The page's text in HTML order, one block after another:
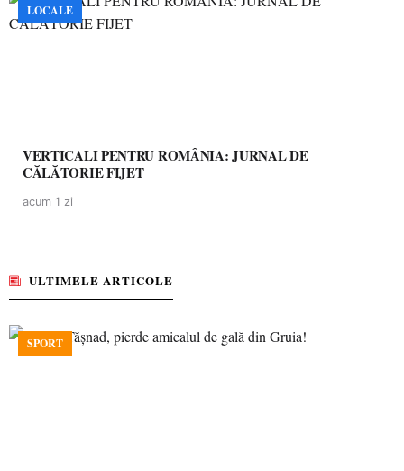
LOCALE
VERTICALI PENTRU ROMÂNIA: JURNAL DE
CĂLĂTORIE FIJET
acum 1 zi
ULTIMELE ARTICOLE
SPORT